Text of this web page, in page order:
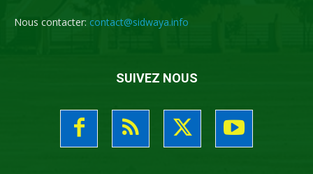
Nous contacter: contact@sidwaya.info
SUIVEZ NOUS